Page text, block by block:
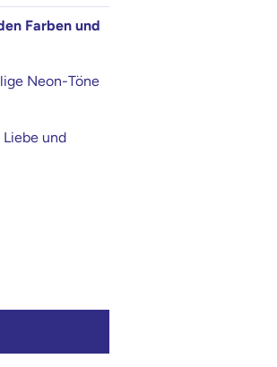
Farben und
Neon-Töne
und